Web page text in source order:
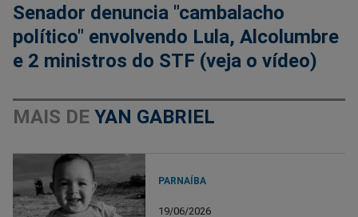
Senador denuncia "cambalacho
político" envolvendo Lula, Alcolumbre
e 2 ministros do STF (veja o vídeo)
MAIS DE YAN GABRIEL
PARNAÍBA
19/06/2026